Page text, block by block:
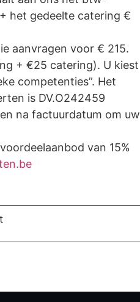
het gedeelte catering €
aanvragen voor € 215.
+ €25 catering). U kiest
competenties”. Het
is DV.O242459
na factuurdatum om uw
van 15%